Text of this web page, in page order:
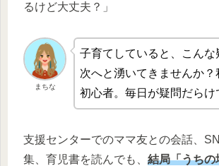
るけど大丈夫？」
まちな
子育てしていると、こんな
次へと湧いてきませんか？
初心者。毎日が疑問だらけ
支援センターでのママ友との会話、
集、育児書を読んでも、 結局「うちの